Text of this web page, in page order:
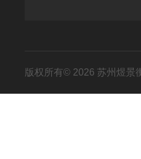
版权所有© 2026 苏州煜